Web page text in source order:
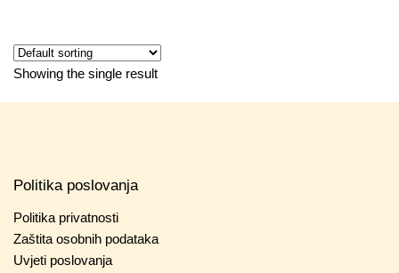
Showing the single result
Politika poslovanja
Politika privatnosti
Zaštita osobnih podataka
Uvjeti poslovanja